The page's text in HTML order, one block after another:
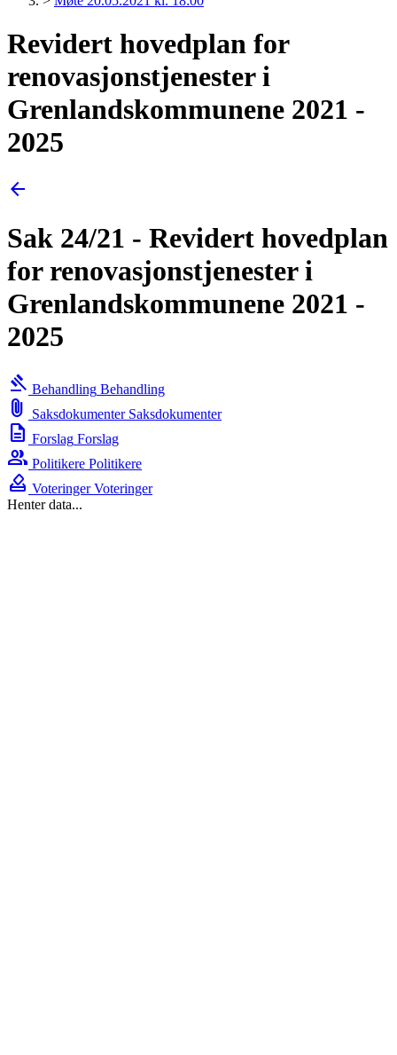
Revidert hovedplan for
renovasjonstjenester i
Grenlandskommunene 2021 -
2025
arrow_back
Sak 24/21 - Revidert hovedplan
for renovasjonstjenester i
Grenlandskommunene 2021 -
2025
gavel Behandling Behandling
attach_file Saksdokumenter Saksdokumenter
description Forslag Forslag
group Politikere Politikere
how_to_vote Voteringer Voteringer
Henter data...